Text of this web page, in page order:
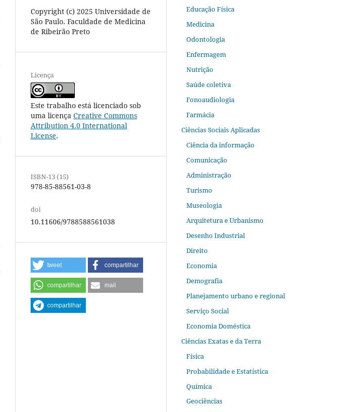
Copyright (c) 2025 Universidade de
São Paulo. Faculdade de Medicina
de Ribeirão Preto
Licença
Este trabalho está licenciado sob
uma licença Creative Commons
Attribution 4.0 International
License.
ISBN-13 (15)
978-85-88561-03-8
doi
10.11606/9788588561038
tweet compartilhar
compartilhar mail
compartilhar
Educação Física
Medicina
Odontologia
Enfermagem
Nutrição
Saúde coletiva
Fonoaudiologia
Farmácia
Ciências Sociais Aplicadas
Ciência da informação
Comunicação
Administração
Turismo
Museologia
Arquitetura e Urbanismo
Desenho Industrial
Direito
Economia
Demografia
Planejamento urbano e regional
Serviço Social
Economia Doméstica
Ciências Exatas e da Terra
Física
Probabilidade e Estatística
Química
Geociências